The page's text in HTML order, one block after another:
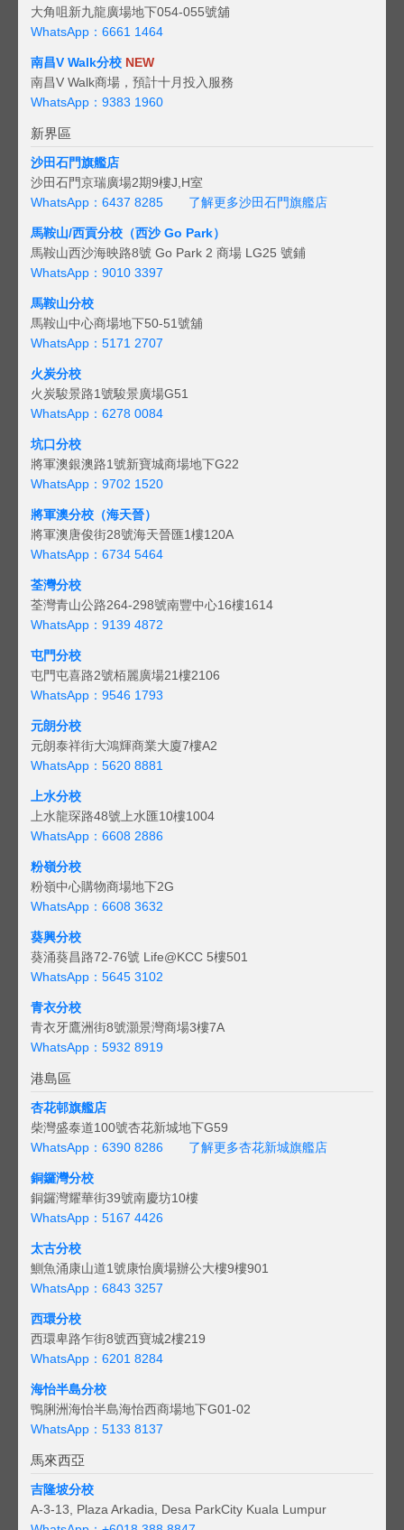
大角咀新九龍廣場地下054-055號舖
WhatsApp：6661 1464
南昌V Walk分校 NEW
南昌V Walk商場，預計十月投入服務
WhatsApp：9383 1960
新界區
沙田石門旗艦店
沙田石門京瑞廣場2期9樓J,H室
WhatsApp：6437 8285
了解更多沙田石門旗艦店
馬鞍山/西貢分校（西沙 Go Park）
馬鞍山西沙海映路8號 Go Park 2 商場 LG25 號鋪
WhatsApp：9010 3397
馬鞍山分校
馬鞍山中心商場地下50-51號舖
WhatsApp：5171 2707
火炭分校
火炭駿景路1號駿景廣場G51
WhatsApp：6278 0084
坑口分校
將軍澳銀澳路1號新寶城商場地下G22
WhatsApp：9702 1520
將軍澳分校（海天晉）
將軍澳唐俊街28號海天晉匯1樓120A
WhatsApp：6734 5464
荃灣分校
荃灣青山公路264-298號南豐中心16樓1614
WhatsApp：9139 4872
屯門分校
屯門屯喜路2號栢麗廣場21樓2106
WhatsApp：9546 1793
元朗分校
元朗泰祥街大鴻輝商業大廈7樓A2
WhatsApp：5620 8881
上水分校
上水龍琛路48號上水匯10樓1004
WhatsApp：6608 2886
粉嶺分校
粉嶺中心購物商場地下2G
WhatsApp：6608 3632
葵興分校
葵涌葵昌路72-76號 Life@KCC 5樓501
WhatsApp：5645 3102
青衣分校
青衣牙鷹洲街8號灝景灣商場3樓7A
WhatsApp：5932 8919
港島區
杏花邨旗艦店
柴灣盛泰道100號杏花新城地下G59
WhatsApp：6390 8286
了解更多杏花新城旗艦店
銅鑼灣分校
銅鑼灣耀華街39號南慶坊10樓
WhatsApp：5167 4426
太古分校
鰂魚涌康山道1號康怡廣場辦公大樓9樓901
WhatsApp：6843 3257
西環分校
西環卑路乍街8號西寶城2樓219
WhatsApp：6201 8284
海怡半島分校
鴨脷洲海怡半島海怡西商場地下G01-02
WhatsApp：5133 8137
馬來西亞
吉隆坡分校
A-3-13, Plaza Arkadia, Desa ParkCity Kuala Lumpur